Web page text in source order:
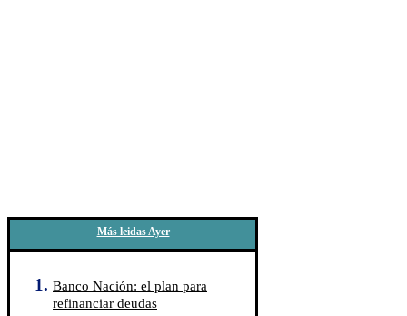
Más leidas Ayer
Banco Nación: el plan para
refinanciar deudas